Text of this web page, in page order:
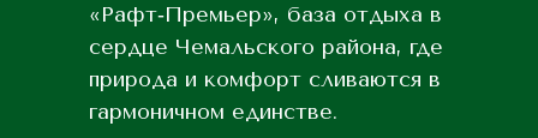
«Рафт‑Премьер», база отдыха в
сердце Чемальского района, где
природа и комфорт сливаются в
гармоничном единстве.